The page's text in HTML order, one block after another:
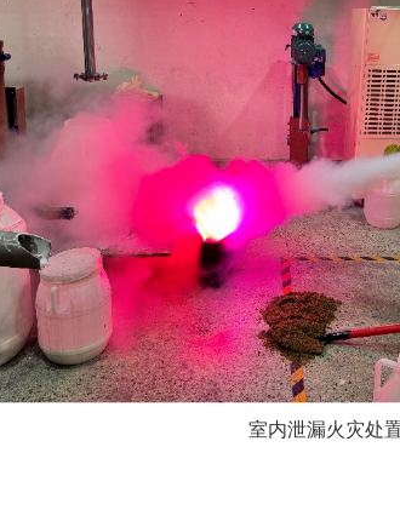
室内泄漏火灾处